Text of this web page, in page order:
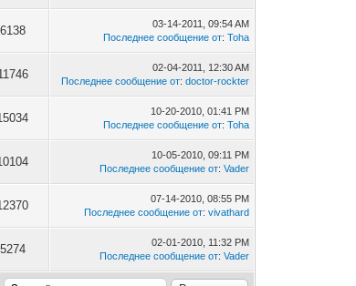
6138
03-14-2011, 09:54 AM
Последнее сообщение от:Toha
02-04-2011, 12:30 AM
Последнее сообщение от:doctor-rockter
10-20-2010, 01:41 PM
Последнее сообщение от:Toha
10-05-2010, 09:11 PM
Последнее сообщение от:Vader
07-14-2010, 08:55 PM
Последнее сообщение от:vivathard
5274
02-01-2010, 11:32 PM
Последнее сообщение от:Vader